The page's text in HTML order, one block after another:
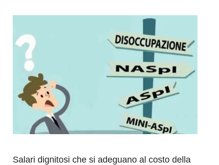
Salari dignitosi che si adeguano al costo della